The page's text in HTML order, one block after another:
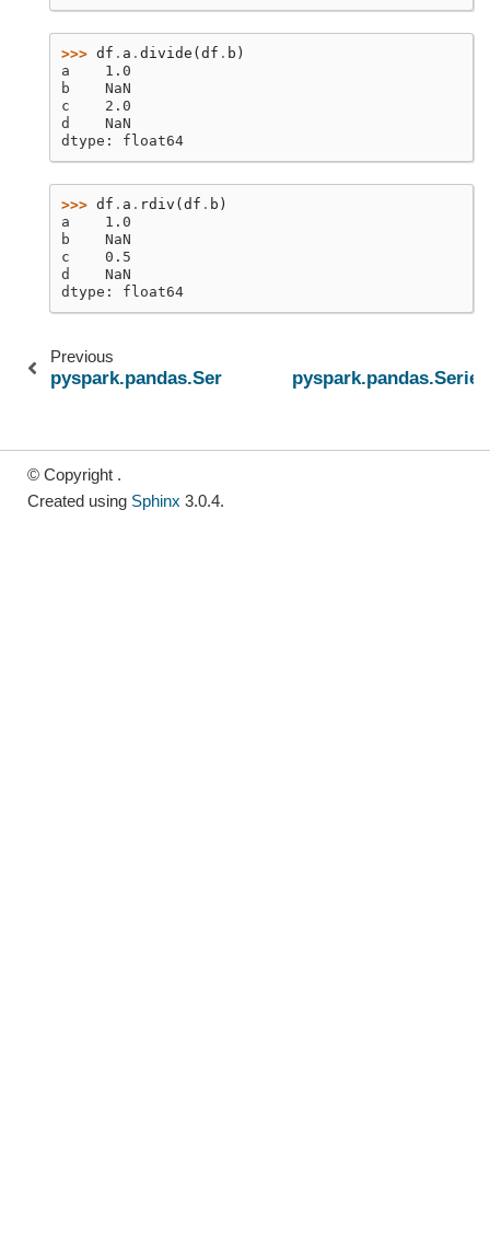
>>> df . a . divide ( df . b )
a    1.0
b    NaN
c    2.0
d    NaN
dtype: float64
>>> df . a . rdiv (df . b )
a    1.0
b    NaN
c    0.5
d    NaN
dtype: float64
Previous
pyspark.pandas.Series.rsub
© Copyright .
Created using Sphinx 3.0.4.